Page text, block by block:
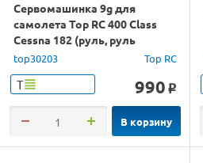
Сервомашинка 9g для
самолета Top RC 400 Class
Cessna 182 (руль, руль
высоты), провод 200мм
top30203 Top RC
Т 990 o
В корзину